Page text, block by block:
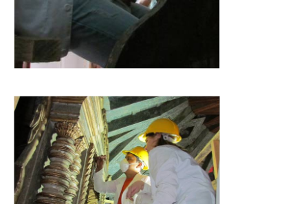
MEDIOS
Fotos
Vídeos
Audios
BIBLIOTECA